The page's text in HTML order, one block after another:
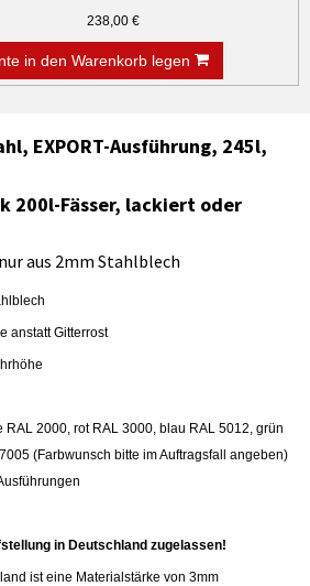
238,00 €
in den Warenkorb legen
EXPORT-Ausführung, 245l,
200l-Fässer, lackiert oder
aus 2mm Stahlblech
anstatt Gitterrost
2000, rot RAL 3000, blau RAL 5012, grün
(Farbwunsch bitte im Auftragsfall angeben)
in Deutschland zugelassen!
ist eine Materialstärke von 3mm